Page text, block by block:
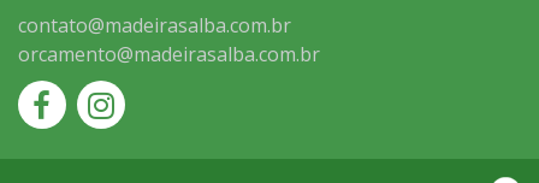
contato@madeirasalba.com.br
orcamento@madeirasalba.com.br